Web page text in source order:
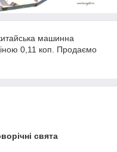
машинна
0,11 коп. Продаємо
свята